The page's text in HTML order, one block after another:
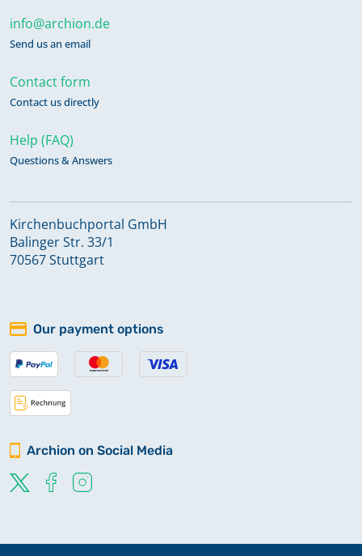
Hachenhausen
No digitized material available
Hollenstedt
Hoppensen
Hullersen
Hunnesrück
No digitized material available
info@archion.de
Send us an email
Contact form
Contact us directly
Help (FAQ)
Questions & Answers
Kirchenbuchportal GmbH
Balinger Str. 33/1
70567 Stuttgart
Our payment options
Archion on Social Media